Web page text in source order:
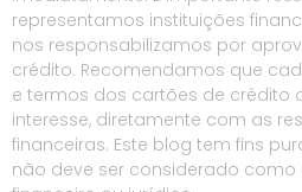
representamos instituições
nos responsabilizamos por
crédito. Recomendamos que
e termos dos cartões de crédito
interesse, diretamente com as
financeiras. Este blog tem fins
não deve ser considerado